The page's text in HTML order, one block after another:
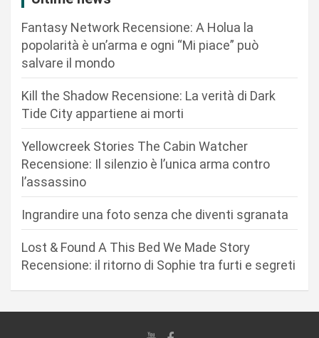
Fantasy Network Recensione: A Holua la
popolarità è un’arma e ogni “Mi piace” può
salvare il mondo
Kill the Shadow Recensione: La verità di Dark
Tide City appartiene ai morti
Yellowcreek Stories The Cabin Watcher
Recensione: Il silenzio è l’unica arma contro
l’assassino
Ingrandire una foto senza che diventi sgranata
Lost & Found A This Bed We Made Story
Recensione: il ritorno di Sophie tra furti e segreti